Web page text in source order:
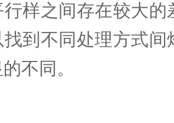
样之间存在较大
到不同处理方式
不同。